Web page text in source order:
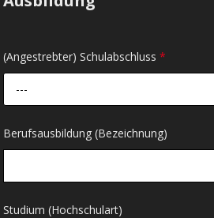
(Angestrebter) Schulabschluss*
---
Berufsausbildung (Bezeichnung)
Studium (Hochschulart)